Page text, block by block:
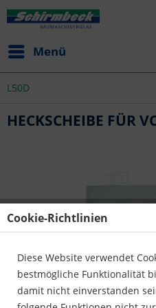
Menü
L50D
HECKSCHEIBE FÜR
Cookie-Richtlinien
Diese Website verwendet
bestmögliche Funktionalität
damit nicht einverstanden